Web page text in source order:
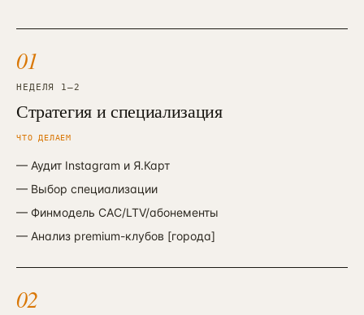
01
НЕДЕЛЯ 1—2
Стратегия и специализация
ЧТО ДЕЛАЕМ
— Аудит Instagram и Я.Карт
— Выбор специализации
— Финмодель CAC/LTV/абонементы
— Анализ premium-клубов [города]
02
+7 905 456-75-58 · ОТВЕТИМ В ТЕЧЕНИЕ ЧАСА
WhatsApp
+7 905 456-75-58 · С 9 ДО 21 МСК